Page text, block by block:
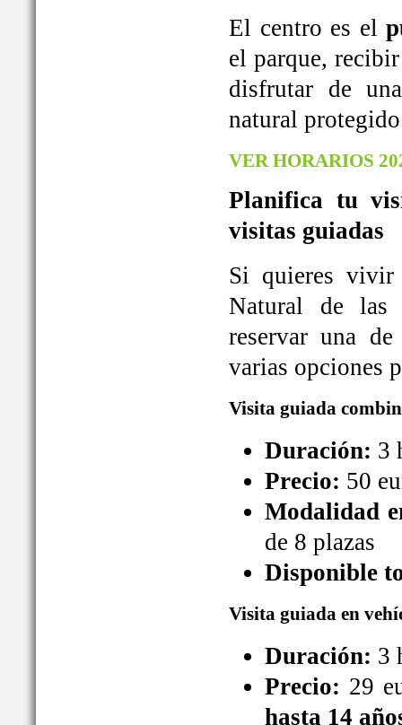
El centro es el
el parque,
disfrutar de
natural
VER HORARIOS
Planifica tu
visitas guiadas
Si quieres
Natural de las
reservar una
varias opciones
Visita guiada
Duración: 3
Precio: 50
Modalidad
de 8 plazas
Disponible
Visita guiada en
Duración: 3
Precio: 29
hasta 14